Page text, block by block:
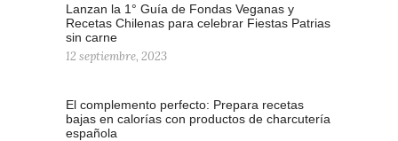
Lanzan la 1° Guía de Fondas Veganas y
Recetas Chilenas para celebrar Fiestas Patrias
sin carne
12 septiembre, 2023
El complemento perfecto: Prepara recetas
bajas en calorías con productos de charcutería
española